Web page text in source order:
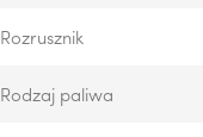
Rozrusznik
Rodzaj paliwa